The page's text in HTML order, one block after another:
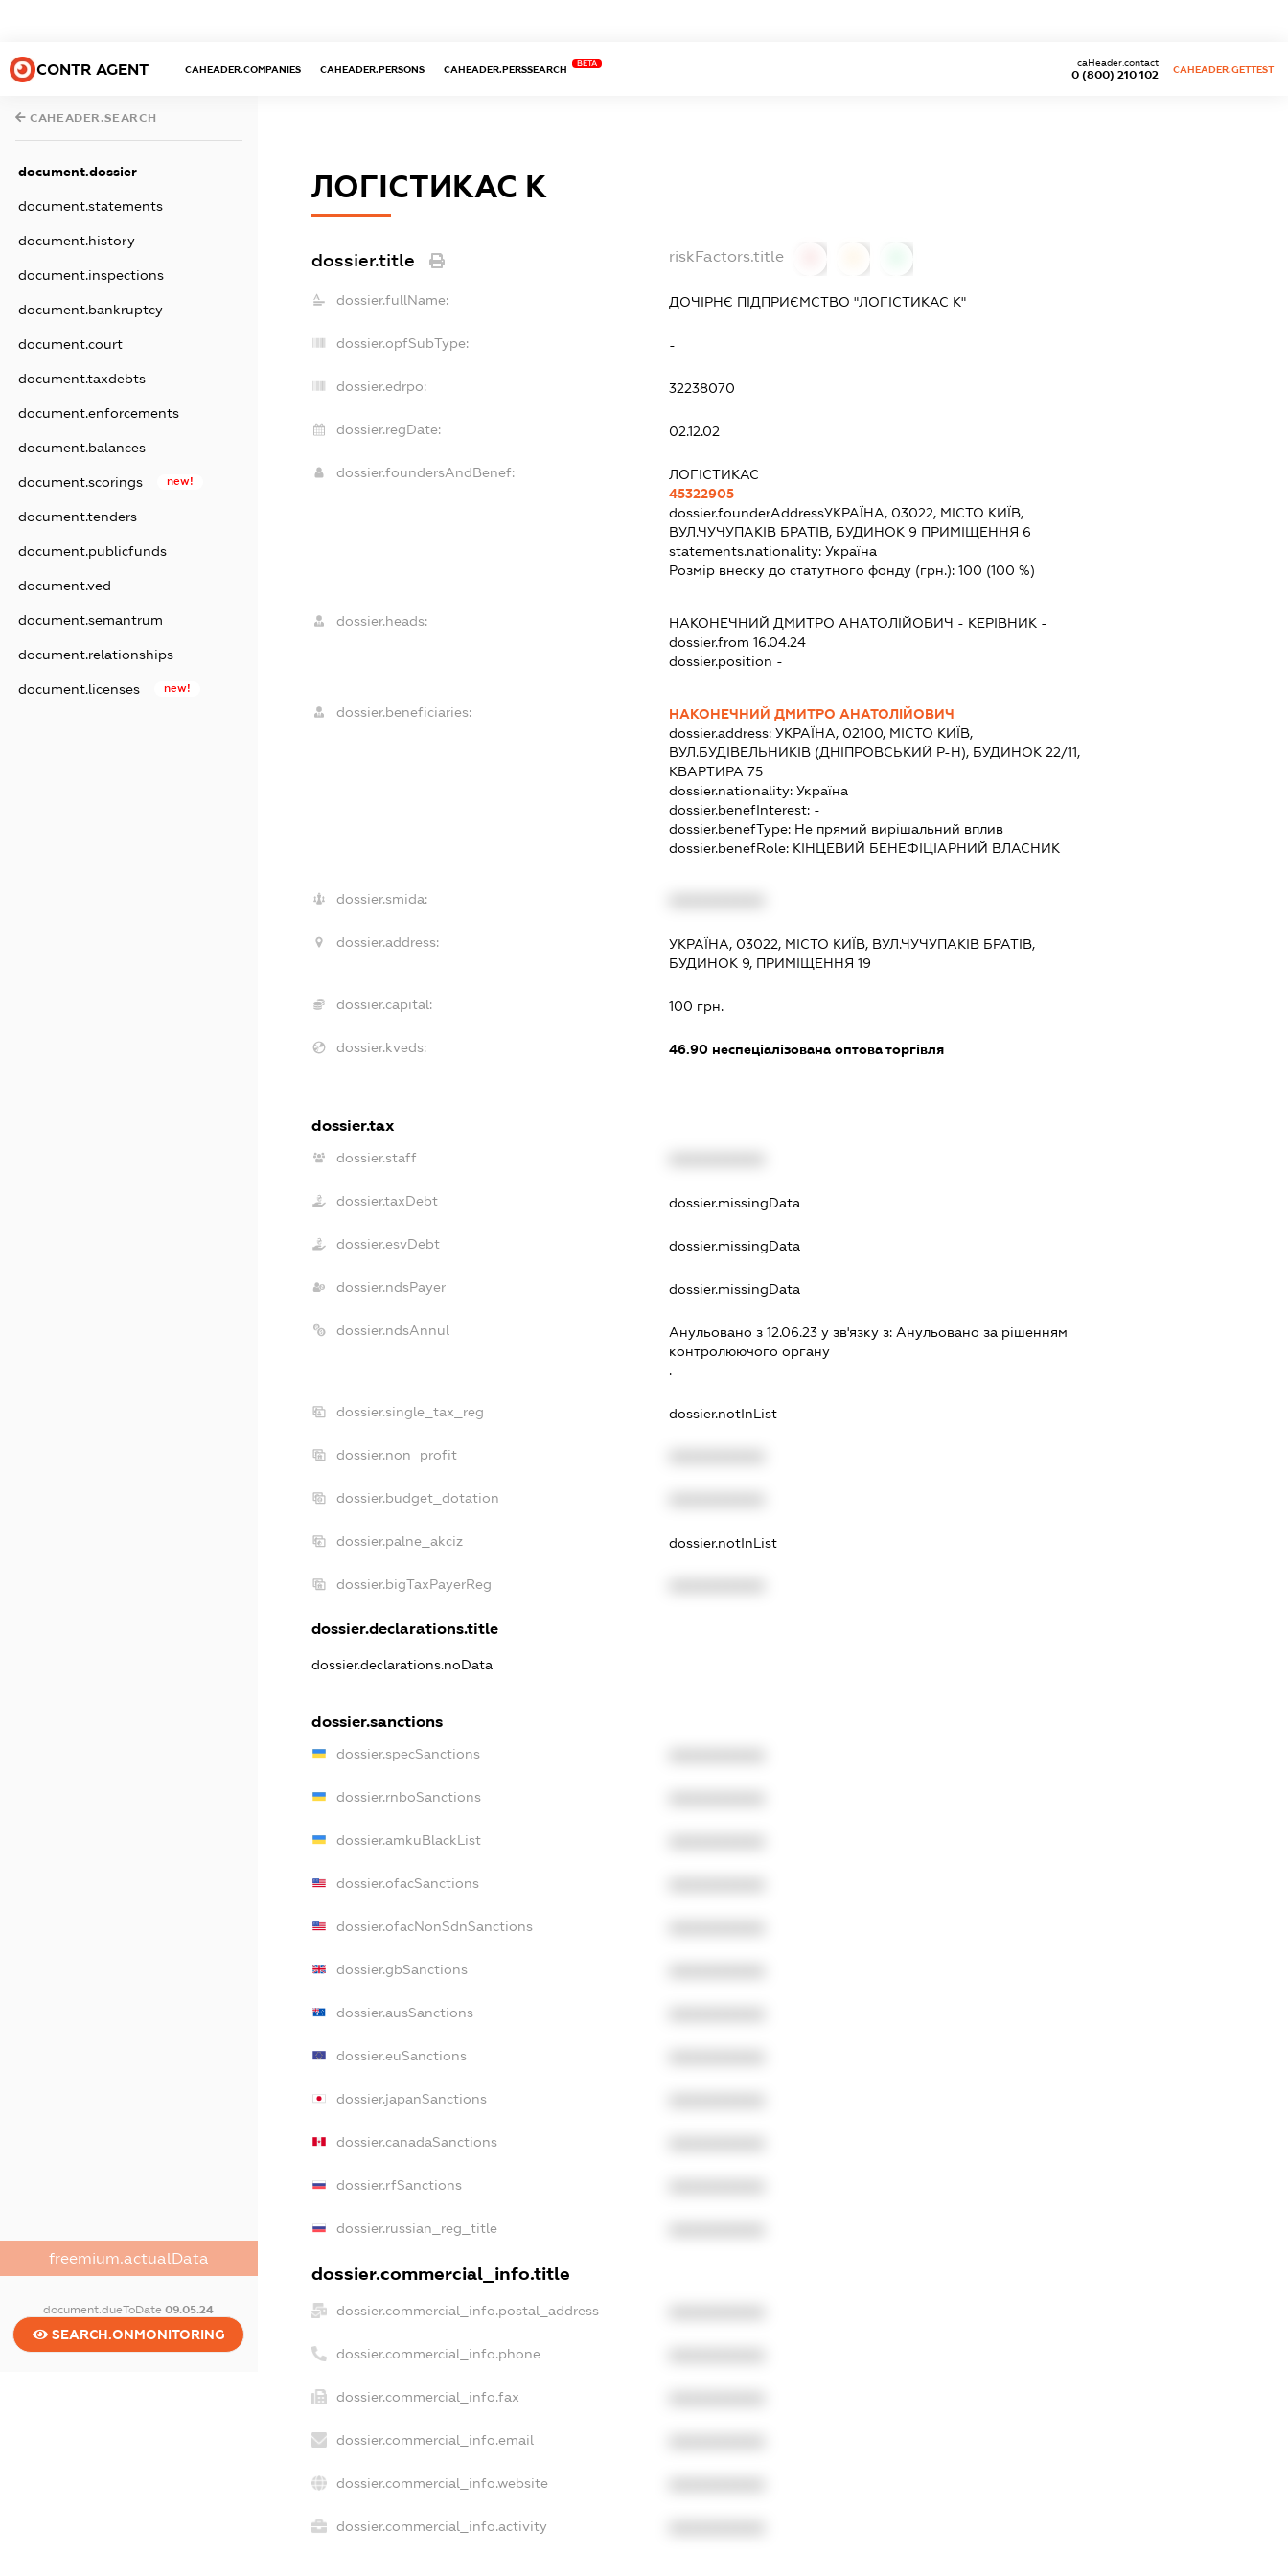
CONTR AGENT CAHEADER.COMPANIES CAHEADER.PERSONS CAHEADER.PERSSEARCH
BETA
0 (800) 210 102
caHeader.contact
CAHEADER.GETTEST
CAHEADER.SEARCH
document.dossier
document.statements
document.history
document.inspections
document.bankruptcy
document.court
document.taxdebts
document.enforcements
document.balances
document.scorings new!
document.tenders
document.publicfunds
document.ved
document.semantrum
document.relationships
document.licenses new!
freemium.actualData
document.dueToDate09.05.24
SEARCH.ONMONITORING
ЛОГІСТИКАС К
dossier.title riskFactors.title
dossier.fullName: ДОЧІРНЄ ПІДПРИЄМСТВО "ЛОГІСТИКАС К"
dossier.opfSubType: -
dossier.edrpo: 32238070
dossier.regDate: 02.12.02
dossier.foundersAndBenef:
ЛОГІСТИКАС
45322905
dossier.founderAddressУКРАЇНА, 03022, МІСТО КИЇВ,
ВУЛ.ЧУЧУПАКІВ БРАТІВ, БУДИНОК 9 ПРИМІЩЕННЯ 6
statements.nationality: Україна
Розмір внеску до статутного фонду (грн.): 100 (100 %)
dossier.heads: НАКОНЕЧНИЙ ДМИТРО АНАТОЛІЙОВИЧ - КЕРІВНИК -
dossier.from 16.04.24
dossier.position -
dossier.beneficiaries:
НАКОНЕЧНИЙ ДМИТРО АНАТОЛІЙОВИЧ
dossier.address: УКРАЇНА, 02100, МІСТО КИЇВ,
ВУЛ.БУДІВЕЛЬНИКІВ (ДНІПРОВСЬКИЙ Р-Н), БУДИНОК 22/11,
КВАРТИРА 75
dossier.nationality: Україна
dossier.benefInterest: -
dossier.benefType: Не прямий вирішальний вплив
dossier.benefRole: КІНЦЕВИЙ БЕНЕФІЦІАРНИЙ ВЛАСНИК
dossier.smida:
dossier.address:
УКРАЇНА, 03022, МІСТО КИЇВ, ВУЛ.ЧУЧУПАКІВ БРАТІВ,
БУДИНОК 9, ПРИМІЩЕННЯ 19
dossier.capital: 100 грн.
dossier.kveds: 46.90неспеціалізована оптова торгівля
dossier.tax
dossier.staff
dossier.taxDebt dossier.missingData
dossier.esvDebt dossier.missingData
dossier.ndsPayer dossier.missingData
dossier.ndsAnnul Анульовано з 12.06.23 у зв'язку з: Анульовано за рiшенням
контролюючого органу
.
dossier.single_tax_reg dossier.notInList
dossier.non_profit
dossier.budget_dotation
dossier.palne_akciz dossier.notInList
dossier.bigTaxPayerReg
dossier.declarations.title
dossier.declarations.noData
dossier.sanctions
dossier.specSanctions
dossier.rnboSanctions
dossier.amkuBlackList
dossier.ofacSanctions
dossier.ofacNonSdnSanctions
dossier.gbSanctions
dossier.ausSanctions
dossier.euSanctions
dossier.japanSanctions
dossier.canadaSanctions
dossier.rfSanctions
dossier.russian_reg_title
dossier.commercial_info.title
dossier.commercial_info.postal_address
dossier.commercial_info.phone
dossier.commercial_info.fax
dossier.commercial_info.email
dossier.commercial_info.website
dossier.commercial_info.activity